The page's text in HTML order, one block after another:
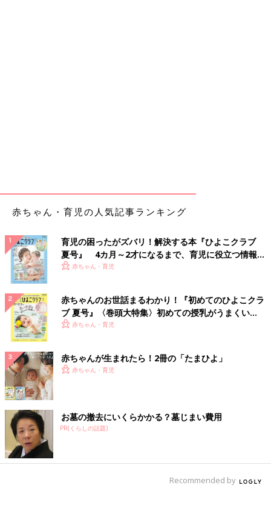
赤ちゃん・育児の人気記事ランキング
育児の困ったがズバリ！解決する本『ひよこクラブ
夏号』 4カ月～2才になるまで、育児に役立つ情報が
いっぱい！
赤ちゃん・育児
赤ちゃんのお世話まるわかり！『初めてのひよこクラ
ブ 夏号』〈巻頭大特集〉初めての授乳がうまくい
く！ おっぱい・ミルクの基本と夏のトラブル 解決テ
赤ちゃん・育児
赤ちゃんが生まれたら！2冊の「たまひよ」
赤ちゃん・育児
お墓の撤去にいくらかかる？墓じまい費用
PR(くらしの話題)
Recommended by